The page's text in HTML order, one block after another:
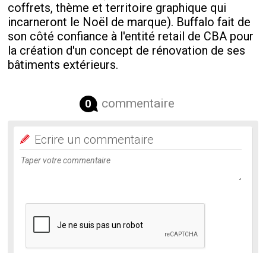
coffrets, thème et territoire graphique qui
incarneront le Noël de marque). Buffalo fait de
son côté confiance à l'entité retail de CBA pour
la création d'un concept de rénovation de ses
bâtiments extérieurs.
0 commentaire
Ecrire un commentaire